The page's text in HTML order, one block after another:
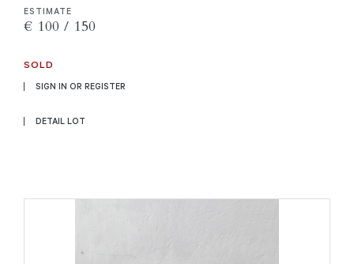
ESTIMATE
€ 100 / 150
SOLD
SIGN IN OR REGISTER
DETAIL LOT